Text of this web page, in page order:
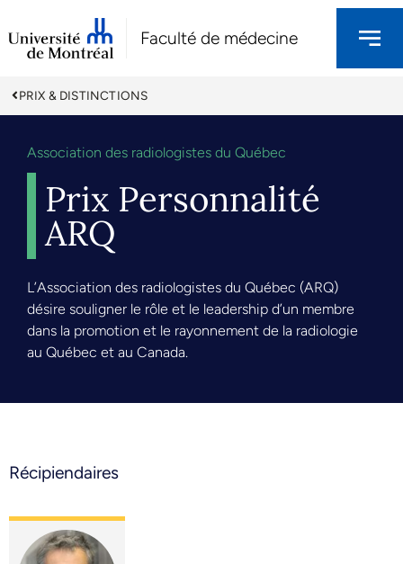
Faculté de médecine
PRIX & DISTINCTIONS
Association des radiologistes du Québec
Prix Personnalité
ARQ
L’Association des radiologistes du Québec (ARQ)
désire souligner le rôle et le leadership d’un membre
dans la promotion et le rayonnement de la radiologie
au Québec et au Canada.
Récipiendaires